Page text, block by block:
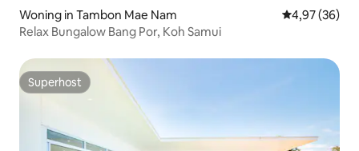
Woning in Tambon Mae Nam Gemiddelde
4,97 (36)
Relax Bungalow Bang Por, Koh Samui
Superhost
Superhost